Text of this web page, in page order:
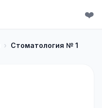
❤️
› Стоматология № 1